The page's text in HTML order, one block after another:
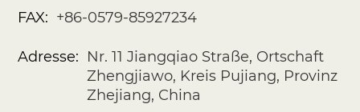
FAX: +86-0579-85927234
Adresse: Nr. 11 Jiangqiao Straße, Ortschaft
Zhengjiawo, Kreis Pujiang, Provinz
Zhejiang, China